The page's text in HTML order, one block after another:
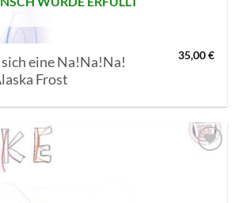
eine Na!Na!Na!
Frost
35,00€